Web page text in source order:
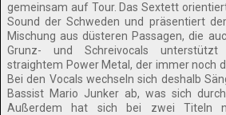
gemeinsam auf Tour. Das Sextett
Sound der Schweden und präsentiert
Mischung aus düsteren Passagen, die
Grunz- und Schreivocals
straightem Power Metal, der immer noch
Bei den Vocals wechseln sich deshalb
Bassist Mario Junker ab, was sich
Außerdem hat sich bei zwei Titeln